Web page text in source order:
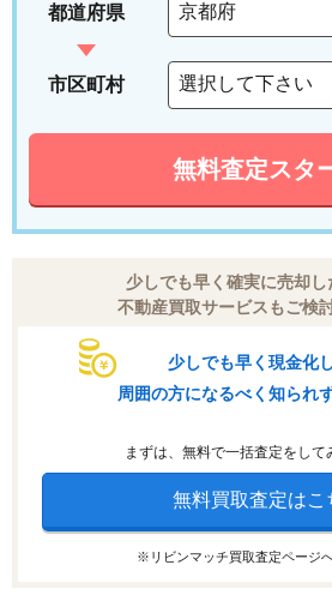
都道府県
市区町村
無料査定スタ
少しでも早く確実に売却し
不動産買取サービスもご検
少しでも早く現金化
周囲の方になるべく知られ
まずは、無料で一括査定をして
無料買取査定はこ
※リビンマッチ買取査定ページへ